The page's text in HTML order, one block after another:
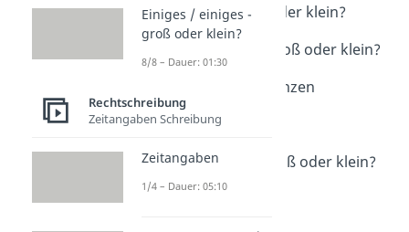
das beste - groß oder klein?
Dauer: 01:48
etwas anderes - groß oder klein?
Dauer: 03:09
im Großen und Ganzen
Dauer: 01:28
insofern als dass
jeder einzelne - groß oder klein?
Dauer: 01:11
Einiges / einiges -
groß oder klein?
8/8 – Dauer: 01:30
Rechtschreibung
Zeitangaben Schreibung
Zeitangaben
1/4 – Dauer: 05:10